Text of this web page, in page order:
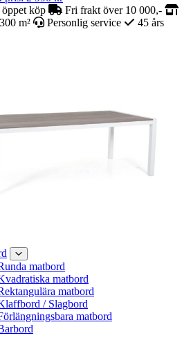
öppet köp
Fri frakt över 10 000,-
m²
Personlig service
45 års
matbord
matbord
matbord
/ Slagbord
matbord